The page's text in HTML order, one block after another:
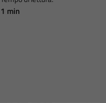
1 min